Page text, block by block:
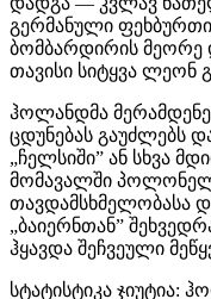
გერმანული
ბომბარდირის მეორე
თავისი სიტყვა ლეონ
ჰოლანდმა
ცდუნებას გაუძლებს
„ჩელსიში” ან სხვა
მომავალში
თავდამსხმელობასა
„ბაიერნთან”
ჰყავდა შეჩვეული
სტატისტიკა ჯიუტია: